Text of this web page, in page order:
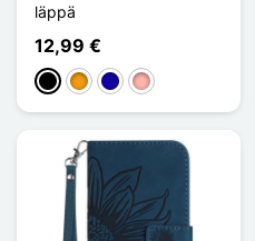
läppä
12,99 €
MustaOranssiBleu Foncé
Or Rose